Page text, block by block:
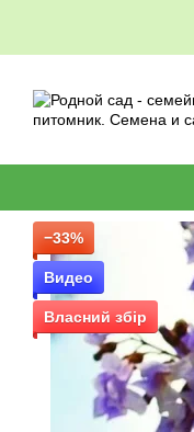
−33%
Видео
Власний збір